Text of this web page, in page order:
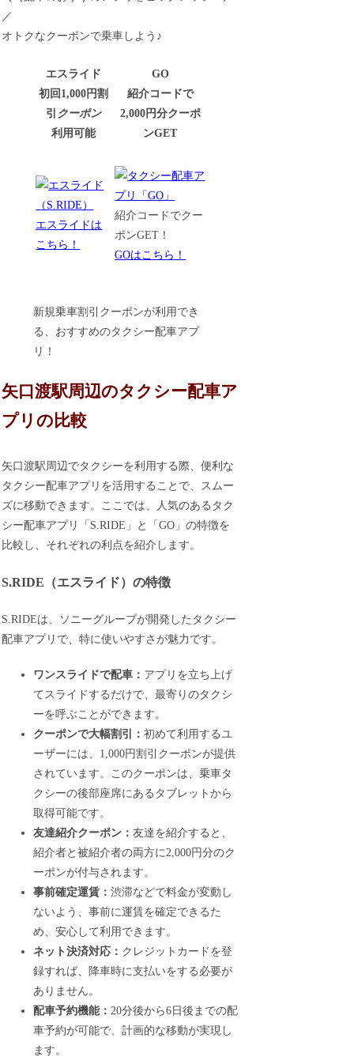
／
オトクなクーポンで乗車しよう♪
エスライド
初回1,000円割
引 クーポン
利用可能
GO
紹介コードで
2,000円分クーポ
ンGET
エスライドは
こちら！
紹介コードでクー
ポンGET！
GOはこちら！
新規乗車割引クーポンが利用でき
る、おすすめのタクシー配車アプ
リ！
矢口渡駅周辺のタクシー配車ア
プリの比較
矢口渡駅周辺でタクシーを利用する際、便利な
タクシー配車アプリを活用することで、スムー
ズに移動できます。ここでは、人気のあるタク
シー配車アプリ「S.RIDE」と「GO」の特徴を
比較し、それぞれの利点を紹介します。
S.RIDE（エスライド）の特徴
S.RIDEは、ソニーグループが開発したタクシー
配車アプリで、特に使いやすさが魅力です。
ワンスライドで配車： アプリを立ち上げ
てスライドするだけで、最寄りのタクシ
ーを呼ぶことができます。
クーポンで大幅割引：初めて利用するユ
ーザーには、1,000円割引クーポンが提供
されています。このクーポンは、乗車タ
クシーの後部座席にあるタブレットから
取得可能です。
友達紹介クーポン：友達を紹介すると、
紹介者と被紹介者の両方に2,000円分のク
ーポンが付与されます。
事前確定運賃：渋滞などで料金が変動し
ないよう、事前に運賃を確定できるた
め、安心して利用できます。
ネット決済対応： クレジットカードを登
録すれば、降車時に支払いをする必要が
ありません。
配車予約機能：20分後から6日後までの配
車予約が可能で、計画的な移動が実現し
ます。